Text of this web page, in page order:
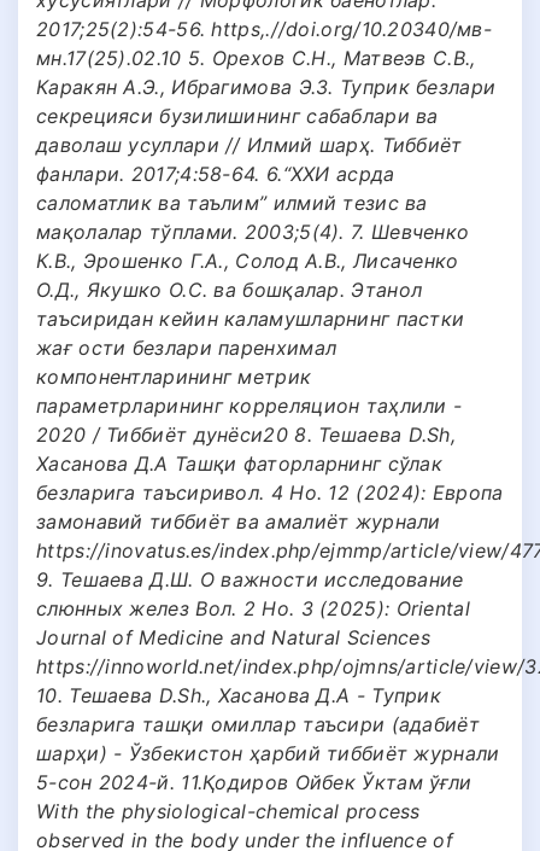
2017;25(2):54-56. https,.//doi.org/10.20340/мв-
мн.17(25).02.10 5. Орехов С.Н., Матвеэв С.В.,
Каракян А.Э., Ибрагимова Э.З. Туприк безлари
секрецияси бузилишининг сабаблари ва
даволаш усуллари // Илмий шарҳ. Тиббиёт
фанлари. 2017;4:58-64. 6.“ХХИ асрда
саломатлик ва таълим” илмий тезис ва
мақолалар тўплами. 2003;5(4). 7. Шевченко
К.В., Эрошенко Г.А., Солод А.В., Лисаченко
О.Д., Якушко О.С. ва бошқалар. Этанол
таъсиридан кейин каламушларнинг пастки
жағ ости безлари паренхимал
компонентларининг метрик
параметрларининг корреляцион таҳлили -
2020 / Тиббиёт дунёси20 8. Тешаева D.Sh,
Хасанова Д.А Ташқи фаторларнинг сўлак
безларига таъсиривол. 4 Но. 12 (2024): Европа
замонавий тиббиёт ва амалиёт журнали
https://inovatus.es/index.php/ejmmp/article/view/
9. Тешаева Д.Ш. О важности исследование
слюнных желез Вол. 2 Но. 3 (2025): Oriental
Journal of Medicine and Natural Sciences
https://innoworld.net/index.php/ojmns/article/view/
10. Тешаева D.Sh., Хасанова Д.А - Туприк
безларига ташқи омиллар таъсири (адабиёт
шарҳи) - Ўзбекистон ҳарбий тиббиёт журнали
5-сон 2024-й. 11.Қодиров Ойбек Ўктам ўғли
With the physiological-chemical process
observed in the body under the influence of